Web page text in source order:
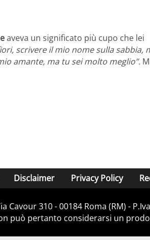
aveva un significato più cupo che lei
scrivere il mio nome sulla sabbia,
amante, ma tu sei molto meglio”.
Disclaimer Privacy Policy
310 - 00184 Roma (RM) -
può pertanto considerarsi un